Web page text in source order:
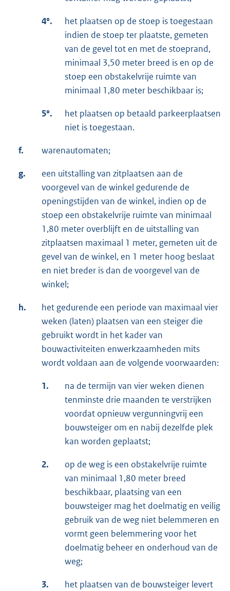
4°.
het plaatsen op de stoep is toegestaan
indien de stoep ter plaatste, gemeten
van de gevel tot en met de stoeprand,
minimaal 3,50 meter breed is en op de
stoep een obstakelvrije ruimte van
minimaal 1,80 meter beschikbaar is;
5°.
het plaatsen op betaald parkeerplaatsen
niet is toegestaan.
f. warenautomaten;
g.
een uitstalling van zitplaatsen aan de
voorgevel van de winkel gedurende de
openingstijden van de winkel, indien op de
stoep een obstakelvrije ruimte van minimaal
1,80 meter overblijft en de uitstalling van
zitplaatsen maximaal 1 meter, gemeten uit de
gevel van de winkel, en 1 meter hoog beslaat
en niet breder is dan de voorgevel van de
winkel;
h.
het gedurende een periode van maximaal vier
weken (laten) plaatsen van een steiger die
gebruikt wordt in het kader van
bouwactiviteiten enwerkzaamheden mits
wordt voldaan aan de volgende voorwaarden:
1.
na de termijn van vier weken dienen
tenminste drie maanden te verstrijken
voordat opnieuw vergunningvrij een
bouwsteiger om en nabij dezelfde plek
kan worden geplaatst;
2.
op de weg is een obstakelvrije ruimte
van minimaal 1,80 meter breed
beschikbaar, plaatsing van een
bouwsteiger mag het doelmatig en veilig
gebruik van de weg niet belemmeren en
vormt geen belemmering voor het
doelmatig beheer en onderhoud van de
weg;
3.
het plaatsen van de bouwsteiger levert